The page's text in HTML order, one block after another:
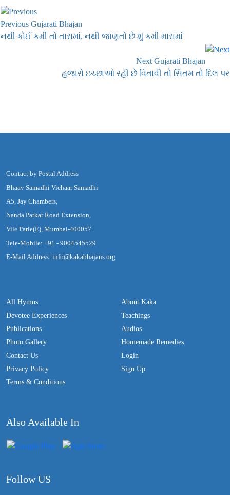
Previous Gujarati Bhajan
નથી કોઈ કમી તો તારામાં, નથી જાણતો છે શું કમી મારામાં
Next Gujarati Bhajan
હજારો ઇચ્છાઓ રહી છે વિતાવી તો સિતમ તો દિલ પર
Contact by Postal Address
Bhaav Samadhi Vichaar Samadhi
A5, Jay Chambers,
Nanda Patkar Road Extension,
Vile Parle(E), Mumbai-400057.
Tele-Mobile: +91 - 9004545529
E-Mail Address: info@kakabhajans.org
All Hymns
Devotee Experiences
Publications
Photo Gallery
Contact Us
Privacy Policy
Terms & Conditions
About Kaka
Teachings
Audios
Homemade Remedies
Login
Sign Up
Also Available In
Follow US